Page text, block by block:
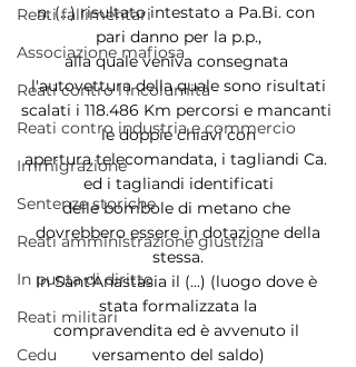
Reati fallimentari
Associazione mafiosa
Reati contro l'incolumità
Reati contro industria e commercio
Immigrazione
Sentenze storiche
Reati amministrazione giustizia
In punta di diritto
Reati militari
Cedu
n. (...) risultato intestato a Pa.Bi. con
pari danno per la p.p.,
alla quale veniva consegnata
l'autovettura della quale sono risultati
scalati i 118.486 Km percorsi e mancanti
le doppie chiavi con
apertura telecomandata, i tagliandi Ca.
ed i tagliandi identificati
delle bombole di metano che
dovrebbero essere in dotazione della
stessa.
In Sant'Anastasia il (...) (luogo dove è
stata formalizzata la
compravendita ed è avvenuto il
versamento del saldo)